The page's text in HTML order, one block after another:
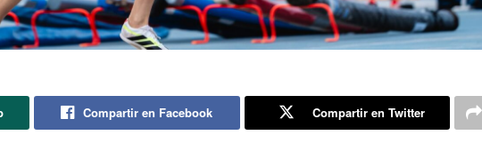
Compartir en Facebook Compartir en Twitter